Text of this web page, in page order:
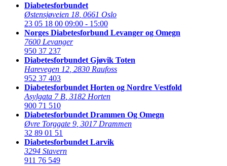
Diabetesforbundet
Østensjøveien 18 0661 Oslo
23 05 18 00 09:00 - 15:00
Norges Diabetesforbund Levanger og Omegn
7600 Levanger
950 37 237
Diabetesforbundet Gjøvik Toten
Harevegen 12 2830 Raufoss
952 37 403
Diabetesforbundet Horten og Nordre Vestfold
Asylgata 7 B 3182 Horten
900 71 510
Diabetesforbundet Drammen Og Omegn
Øvre Torggate 9 3017 Drammen
32 89 01 51
Diabetesforbundet Larvik
3294 Stavern
911 76 549